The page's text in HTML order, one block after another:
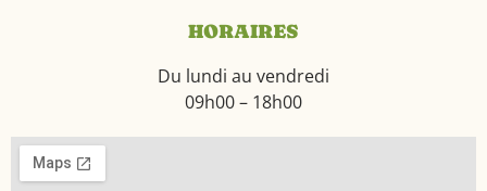
HORAIRES
Du lundi au vendredi
09h00 – 18h00